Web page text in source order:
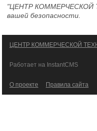
"ЦЕНТР КОММЕРЧЕСКОЙ
вашей безопасности.
ЦЕНТР КОММЕРЧЕСКОЙ
Работает на InstantCMS
О проекте Правила сайта